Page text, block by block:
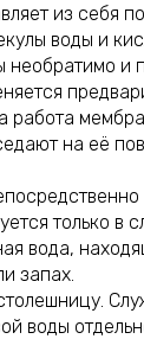
из себя
воды и
и
работа
на её
только в
вода,
запах.
воды